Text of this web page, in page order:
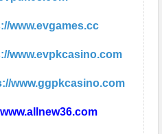
www.evgames.cc
www.evpkcasino.com
www.ggpkcasino.com
www.allnew36.com